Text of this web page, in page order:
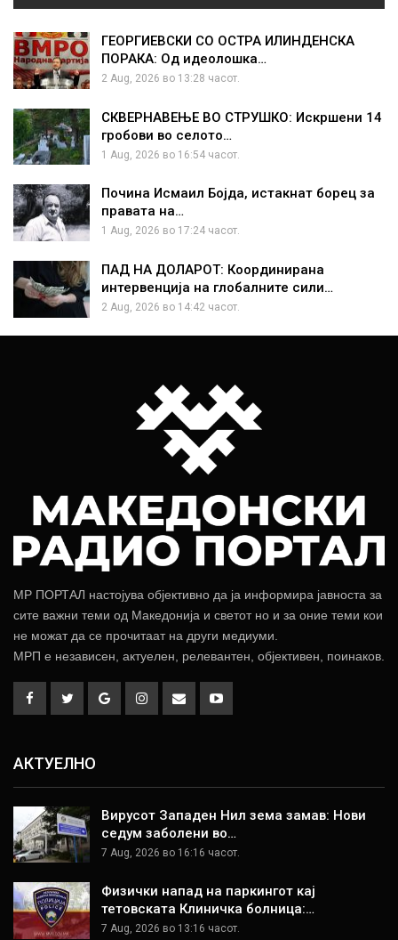
ГЕОРГИЕВСКИ СО ОСТРА ИЛИНДЕНСКА
ПОРАКА: Од идеолошка…
2 Aug, 2026 во 13:28 часот.
СКВЕРНАВЕЊЕ ВО СТРУШКО: Искршени 14
гробови во селото…
1 Aug, 2026 во 16:54 часот.
Почина Исмаил Бојда, истакнат борец за
правата на…
1 Aug, 2026 во 17:24 часот.
ПАД НА ДОЛАРОТ: Координирана
интервенција на глобалните сили…
2 Aug, 2026 во 14:42 часот.
МР ПОРТАЛ настојува објективно да ја информира јавноста за
сите важни теми од Македонија и светот но и за оние теми кои
не можат да се прочитаат на други медиуми.
МРП е независен, актуелен, релевантен, објективен, поинаков.
АКТУЕЛНО
Вирусот Западен Нил зема замав: Нови
седум заболени во…
7 Aug, 2026 во 16:16 часот.
Физички напад на паркингот кај
тетовската Клиничка болница:…
7 Aug, 2026 во 13:16 часот.